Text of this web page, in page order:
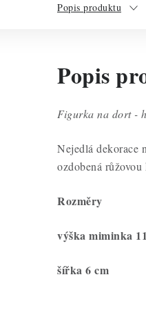
Popis produktu
Popis
Figurka na dort -
Nejedlá dekorace
ozdobená
Rozměry
výška miminka
šířka 6 cm